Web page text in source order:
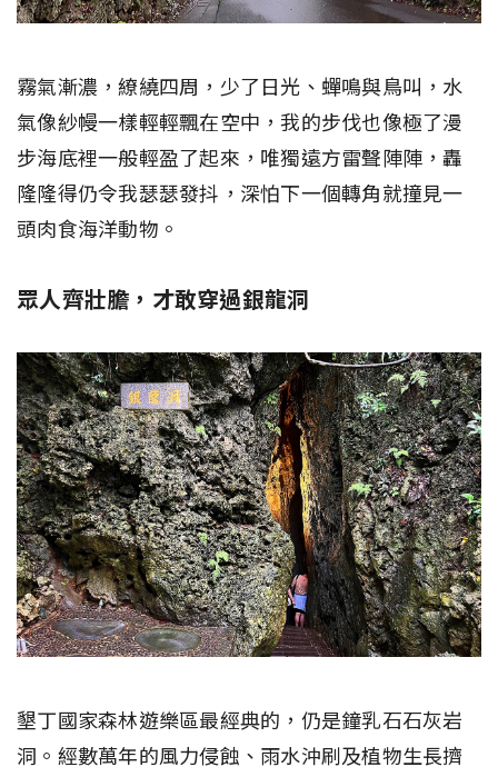
霧氣漸濃，繚繞四周，少了日光、蟬鳴與鳥叫，水
氣像紗幔一樣輕輕飄在空中，我的步伐也像極了漫
步海底裡一般輕盈了起來，唯獨遠方雷聲陣陣，轟
隆隆得仍令我瑟瑟發抖，深怕下一個轉角就撞見一
頭肉食海洋動物。
眾人齊壯膽，才敢穿過銀龍洞
墾丁國家森林遊樂區最經典的，仍是鐘乳石石灰岩
洞。經數萬年的風力侵蝕、雨水沖刷及植物生長擠